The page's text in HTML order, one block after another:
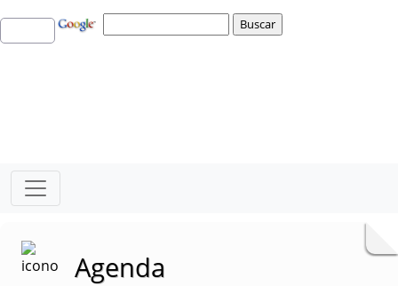
Agenda